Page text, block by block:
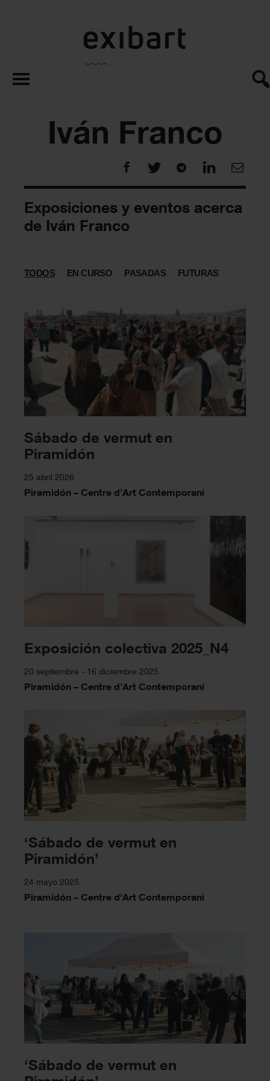
exibart.es
Iván Franco
Exposiciones y eventos acerca
de Iván Franco
TODOS EN CURSO PASADAS FUTURAS
Sábado de vermut en
Piramidón
25 abril 2026
Piramidón – Centre d’Art Contemporani
Exposición colectiva 2025_N4
20 septiembre - 16 diciembre 2025
Piramidón – Centre d’Art Contemporani
‘Sábado de vermut en
Piramidón’
24 mayo 2025
Piramidón – Centre d’Art Contemporani
‘Sábado de vermut en